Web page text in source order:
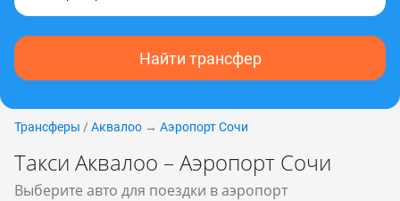
Найти трансфер
Трансферы / Аквалоо → Аэропорт Сочи
Такси Аквалоо – Аэропорт Сочи
Выберите авто для поездки в аэропорт